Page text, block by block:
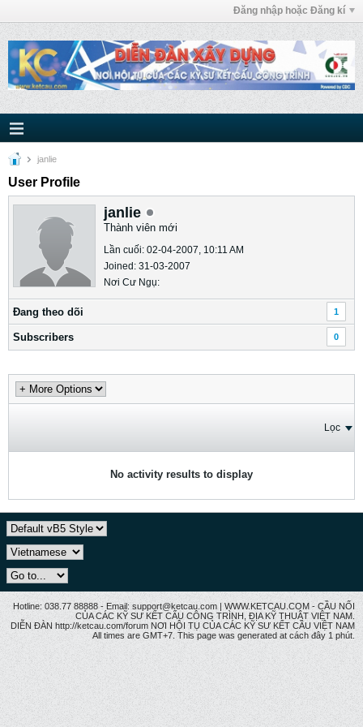
Đăng nhập hoặc Đăng kí
janlie
User Profile
janlie
Thành viên mới
Lần cuối: 02-04-2007, 10:11 AM
Joined: 31-03-2007
Nơi Cư Ngụ:
Ðang theo dõi 1
Subscribers 0
Lọc
No activity results to display
Hotline: 038.77 88888 - Email: support@ketcau.com | WWW.KETCAU.COM - CẦU NỐI
CỦA CÁC KỸ SƯ KẾT CẤU CÔNG TRÌNH, ĐỊA KỸ THUẬT VIỆT NAM.
DIỄN ĐÀN http://ketcau.com/forum NƠI HỘI TỤ CỦA CÁC KỸ SƯ KẾT CÂU VIỆT NAM
All times are GMT+7. This page was generated at cách đây 1 phút.